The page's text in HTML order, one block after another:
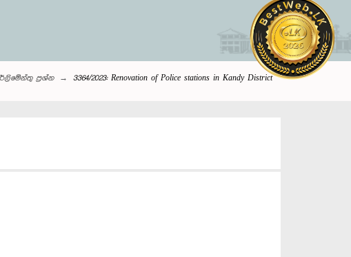
ප්‍රශ්න 3364/2023: Renovation of Police stations in Kandy District